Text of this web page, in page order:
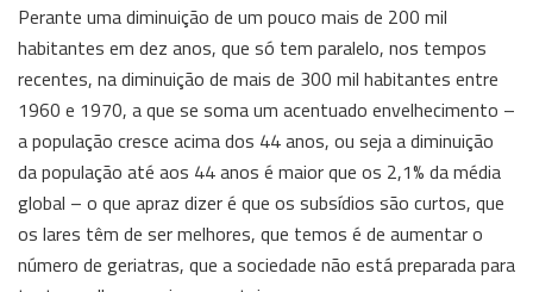
Perante uma diminuição de um pouco mais de 200 mil
habitantes em dez anos, que só tem paralelo, nos tempos
recentes, na diminuição de mais de 300 mil habitantes entre
1960 e 1970, a que se soma um acentuado envelhecimento –
a população cresce acima dos 44 anos, ou seja a diminuição
da população até aos 44 anos é maior que os 2,1% da média
global – o que apraz dizer é que os subsídios são curtos, que
os lares têm de ser melhores, que temos é de aumentar o
número de geriatras, que a sociedade não está preparada para